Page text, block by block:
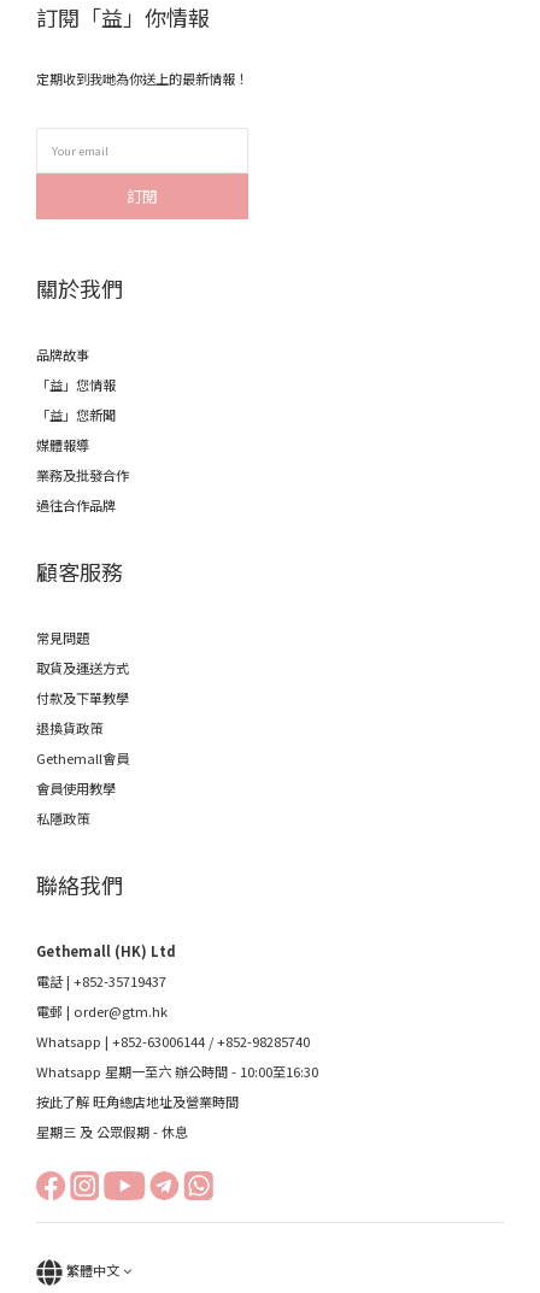
訂閱「益」你情報
定期收到我哋為你送上的最新情報！
訂閱
關於我們
品牌故事
「益」您情報
「益」您新聞
媒體報導
業務及批發合作
過往合作品牌
顧客服務
常見問題
取貨及運送方式
付款及下單教學
退換貨政策
Gethemall會員
會員使用教學
私隱政策
聯絡我們
Gethemall (HK) Ltd
電話 | +852-35719437
電郵 | order@gtm.hk
Whatsapp | +852-63006144 /+852-98285740
Whatsapp 星期一至六 辦公時間 - 10:00至16:30
按此了解 旺角總店地址及營業時間
星期三 及 公眾假期 - 休息
繁體中文